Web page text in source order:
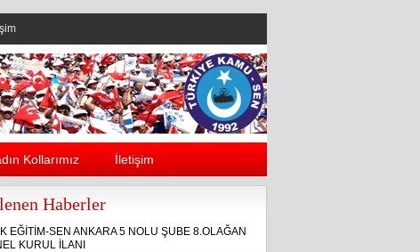
Kollarımız İletişim
Haberler
EĞİTİM-SEN ANKARA 5 NOLU ŞUBE 8.OLAĞAN
KURUL İLANI